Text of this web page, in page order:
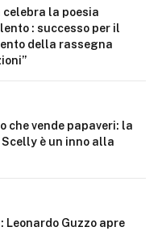
la poesia
: successo per il
della rassegna
che vende papaveri: la
è un inno alla
Guzzo apre